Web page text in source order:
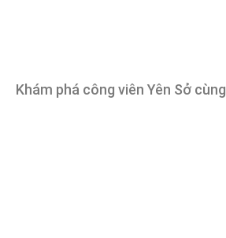
Khám phá công viên Yên Sở